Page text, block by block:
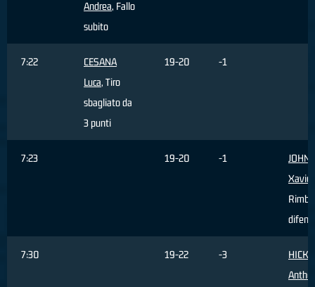
Andrea, Fallo
subito
7:22
CESANA
Luca, Tiro
sbagliato da
3 punti
19-20 -1
7:23 19-20 -1
Xavier
7:30 19-22 -3